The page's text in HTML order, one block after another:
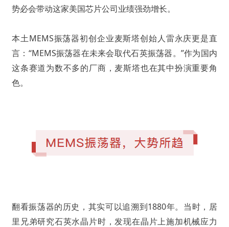
势必会带动这家美国芯片公司业绩强劲增长。
本土MEMS振荡器初创企业麦斯塔创始人雷永庆更是直
言：“MEMS振荡器在未来会取代石英振荡器。”作为国内
这条赛道为数不多的厂商，麦斯塔也在其中扮演重要角
色。
翻看振荡器的历史，其实可以追溯到1880年。当时，居
里兄弟研究石英水晶片时，发现在晶片上施加机械应力